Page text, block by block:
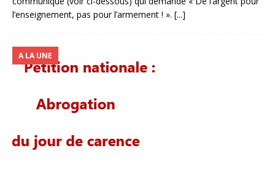
l’enseignement, pas pour l’armement ! ». [...]
A LA UNE